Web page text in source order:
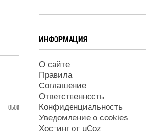
ОБОИ
ИНФОРМАЦИЯ
О сайте
Правила
Соглашение
Ответственность
Конфиденциальность
Уведомление о cookies
Хостинг от uCoz